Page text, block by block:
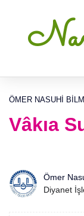
ÖMER NASUHI
Vâkıa
Ömer
Diyanet